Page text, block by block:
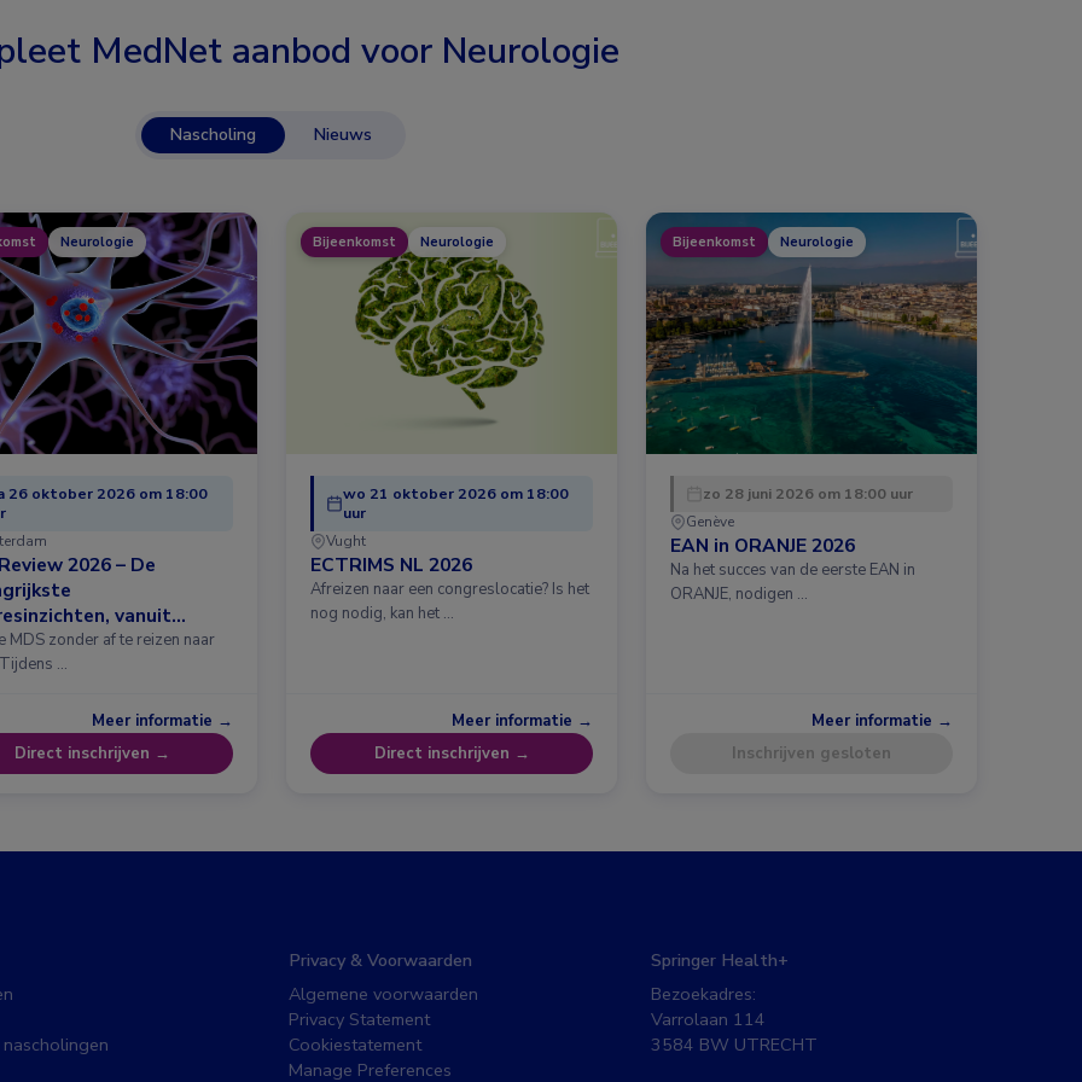
MedNet aanbod voor Neurologie
Nascholing Nieuws
Neurologie
26 oktober 2026 om 18:00
2026 – De
vanuit
MDS zonder af te reizen naar
…
Meer informatie →
Direct inschrijven →
Bijeenkomst Neurologie
wo 21 oktober 2026 om 18:00
uur
Vught
ECTRIMS NL 2026
Afreizen naar een congreslocatie? Is het
nog nodig, kan het …
Meer informatie →
Direct inschrijven →
Bijeenkomst Neurologie
zo 28 juni 2026 om 18:00 uur
Genève
EAN in ORANJE 2026
Na het succes van de eerste EAN in
ORANJE, nodigen …
Meer informatie →
Inschrijven gesloten
Privacy & Voorwaarden
Algemene voorwaarden
Privacy Statement
Cookiestatement
Manage Preferences
Springer Health+
Bezoekadres:
Varrolaan 114
3584 BW UTRECHT